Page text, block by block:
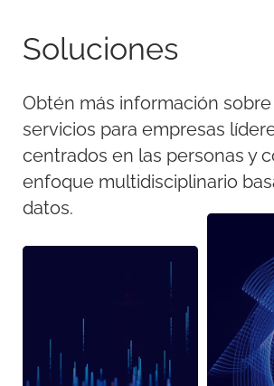
Soluciones
Obtén más información
servicios para empresas
centrados en las personas y
enfoque multidisciplinario
datos.